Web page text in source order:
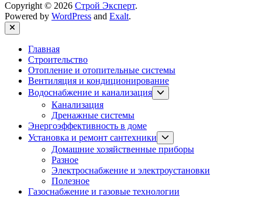
Copyright © 2026 Строй Эксперт.
Powered by WordPress and Exalt.
Close
Главная
Строительство
Отопление и отопительные системы
Вентиляция и кондиционирование
Водоснабжение и канализация
Show
sub
Канализация
Дренажные системы
Энергоэффективность в доме
Установка и ремонт сантехники
sub
menu
Домашние хозяйственные приборы
Разное
Электроснабжение и электроустановки
Полезное
Газоснабжение и газовые технологии